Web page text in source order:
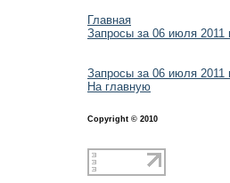
Главная
Запросы за 06 июля 2011
Запросы за 06 июля 2011
На главную
Copyright © 2010